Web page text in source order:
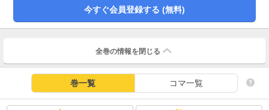
今すぐ会員登録する (無料)
全巻の情報を 閉じる
巻一覧 コマ一覧